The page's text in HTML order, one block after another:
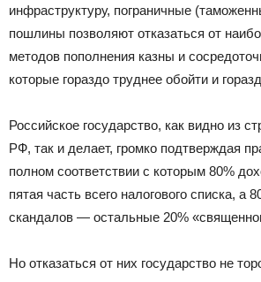
инфраструктуру, пограничные
пошлины позволяют отказаться от
методов пополнения казны и
которые гораздо труднее обойти и
Российское государство, как видно из
РФ, так и делает, громко подтверждая
полном соответствии с которым 80%
пятая часть всего налогового списка, а
скандалов — остальные 20%
Но отказаться от них государство не